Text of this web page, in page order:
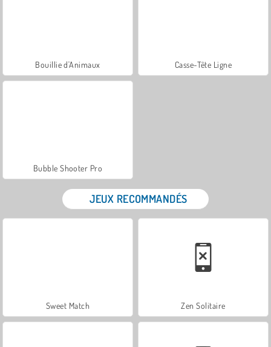
Bouillie d'Animaux Casse-Tête Ligne
Bubble Shooter Pro
JEUX RECOMMANDÉS
Sweet Match Zen Solitaire